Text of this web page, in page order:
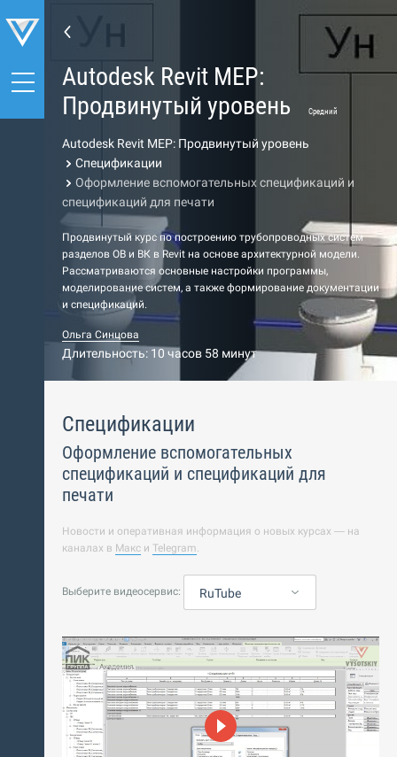
Autodesk Revit MEP:
Продвинутый уровень
Средний
Autodesk Revit MEP: Продвинутый уровень
Спецификации
Оформление вспомогательных спецификаций и
спецификаций для печати
Продвинутый курс по построению трубопроводных систем
разделов ОВ и ВК в Revit на основе архитектурной модели.
Рассматриваются основные настройки программы,
моделирование систем, а также формирование документации
и спецификаций.
Ольга Синцова
Длительность: 10 часов 58 минут
Спецификации
Оформление вспомогательных
спецификаций и спецификаций для
печати
Новости и оперативная информация о новых курсах — на
каналах в Макс и Telegram.
Выберите видеосервис: RuTube